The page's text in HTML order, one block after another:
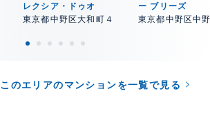
レクシア・ドゥオ
東京都中野区大和町４
ー ブリーズ
東京都中野区中
このエリアのマンションを一覧で見る